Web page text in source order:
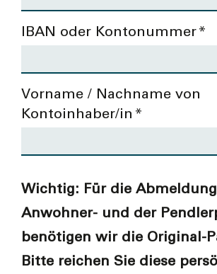
IBAN oder Kontonummer *
Vorname / Nachname von
Kontoinhaber/in *
Wichtig: Für die
Anwohner- und der
benötigen wir die Original-
Bitte reichen Sie diese